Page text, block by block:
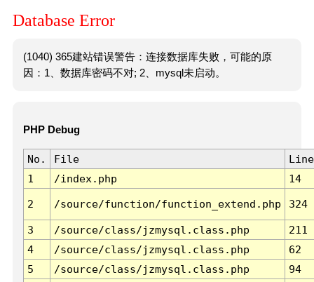
Database Error
(1040) 365建站错误警告：连接数据库失败，可能的原
因：1、数据库密码不对; 2、mysql未启动。
PHP Debug
No. File
Line
1
/index.php 14
2 /source/function/function_extend.php 324
3 /source/class/jzmysql.class.php
211
4
/source/class/jzmysql.class.php
62
5
/source/class/jzmysql.class.php
94